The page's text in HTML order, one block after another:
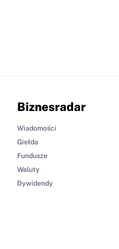
Biznesradar
Wiadomości
Giełda
Fundusze
Waluty
Dywidendy